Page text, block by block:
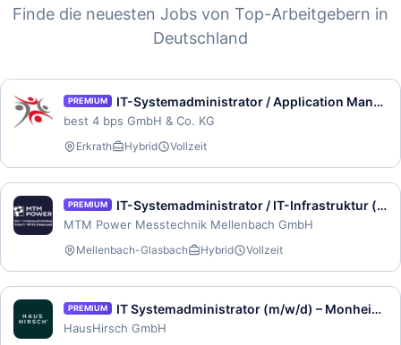
Finde die neuesten Jobs von Top-Arbeitgebern in
Deutschland
PREMIUM IT-Systemadministrator / Application Manager (m/w/d)
best 4 bps GmbH & Co. KG
Erkrath Hybrid Vollzeit
PREMIUM IT-Systemadministrator / IT-Infrastruktur (m/w/d)
MTM Power Messtechnik Mellenbach GmbH
Mellenbach-Glasbach Hybrid Vollzeit
PREMIUM IT Systemadministrator (m/w/d) – Monheim am Rhein
HausHirsch GmbH